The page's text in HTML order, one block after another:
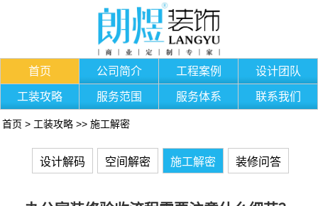
首页 公司简介 工程案例 设计团队
工装攻略 服务范围 服务体系 联系我们
首页 > 工装攻略 >> 施工解密
设计解码 空间解密 施工解密 装修问答